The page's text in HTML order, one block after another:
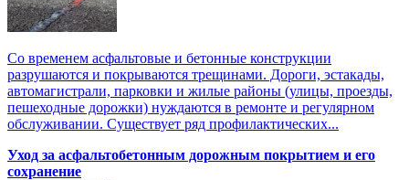
Со временем асфальтовые и бетонные конструкции
разрушаются и покрываются трещинами. Дороги, эстакады,
автомагистрали, парковки и жилые районы (улицы, проезды,
пешеходные дорожки) нуждаются в ремонте и регулярном
обслуживании. Существует ряд профилактических...
Уход за асфальтобетонным дорожным покрытием и его
сохранение